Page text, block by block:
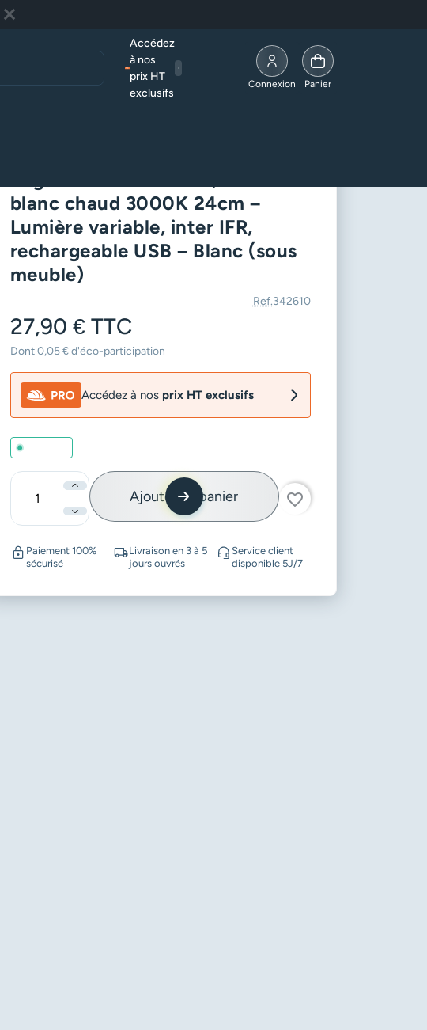
Fermer
Accédez
à nos
prix HT
exclusifs
Allez à la page compte
Connexion Panier
blanc chaud 3000K 24cm –
Lumière variable, inter IFR,
rechargeable USB – Blanc (sous
meuble)
Ref.342610
27,90 € TTC
Dont 0,05 € d'éco-participation
Accédez à nos prix HT exclusifs
Quantité
Ajouter au panier favorite_border
Paiement 100%
sécurisé
Livraison en 3 à 5
jours ouvrés
Service client
disponible 5J/7